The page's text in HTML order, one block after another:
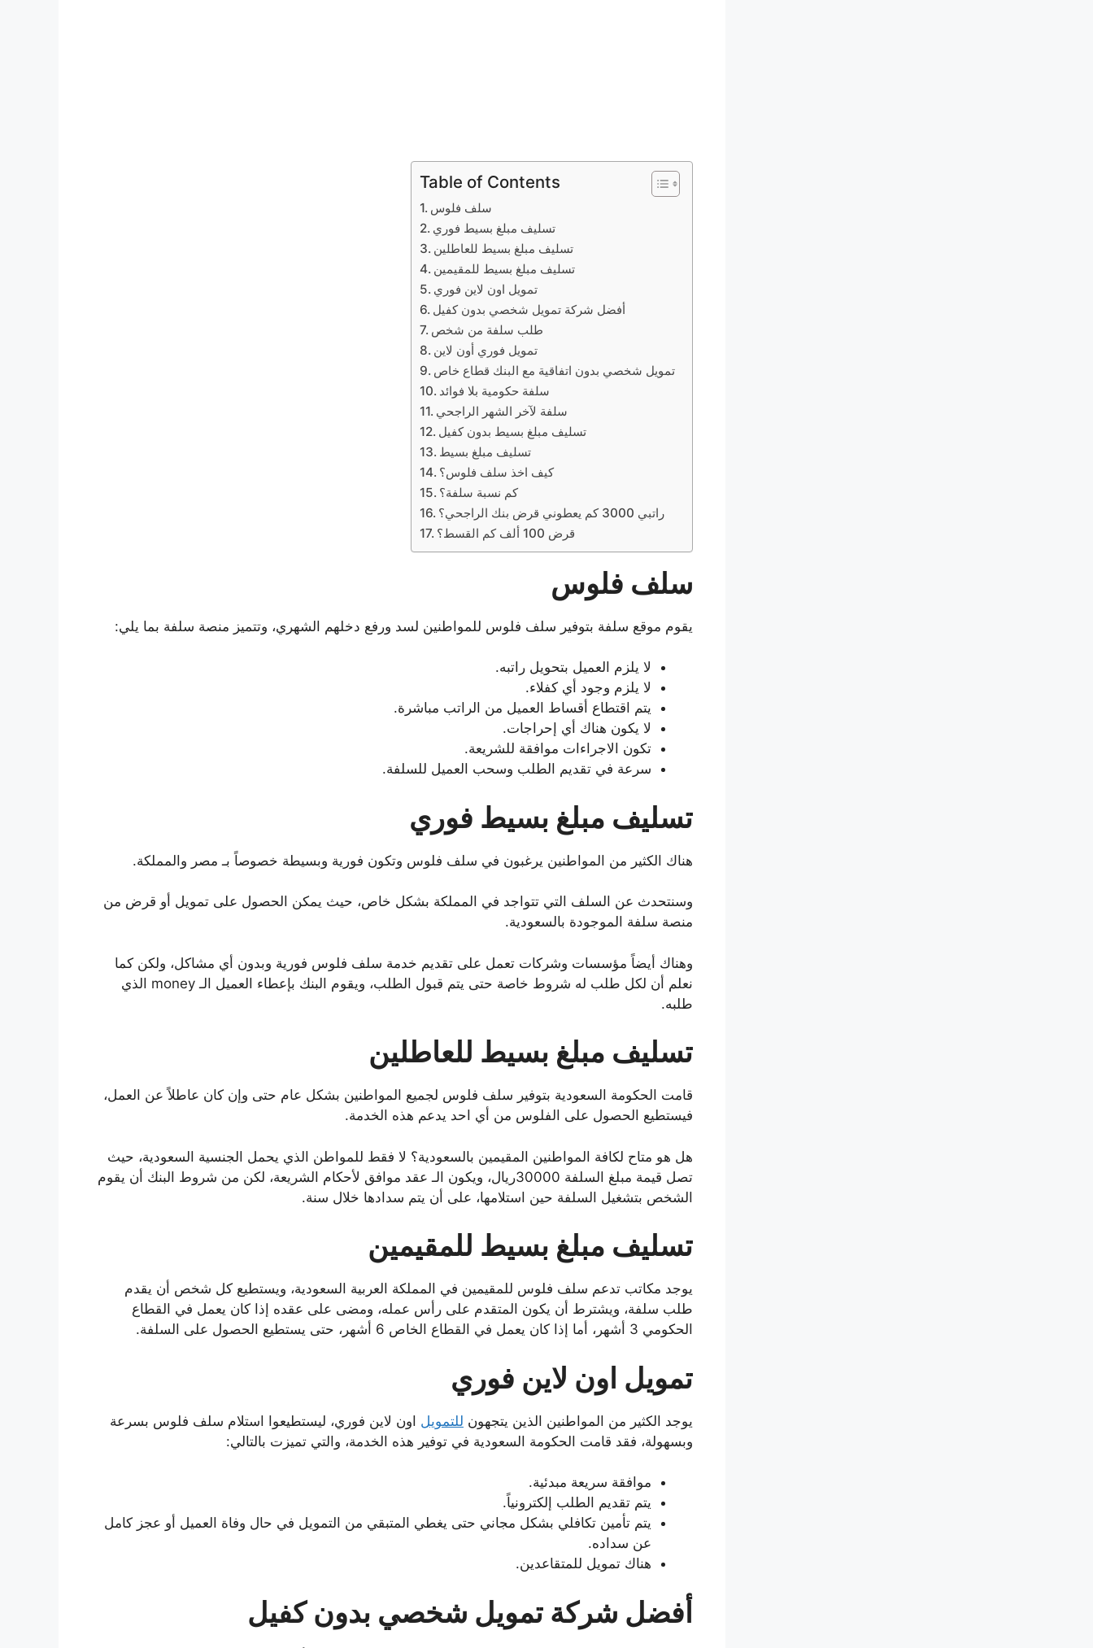
Table of Contents
سلف فلوس
تسليف مبلغ بسيط فوري
تسليف مبلغ بسيط للعاطلين
تسليف مبلغ بسيط للمقيمين
تمويل اون لاين فوري
أفضل شركة تمويل شخصي بدون كفيل
طلب سلفة من شخص
تمويل فوري أون لاين
تمويل شخصي بدون اتفاقية مع البنك قطاع خاص
سلفة حكومية بلا فوائد
سلفة لآخر الشهر الراجحي
تسليف مبلغ بسيط بدون كفيل
تسليف مبلغ بسيط
كيف اخذ سلف فلوس؟
كم نسبة سلفة؟
راتبي 3000 كم يعطوني قرض بنك الراجحي؟
قرض 100 ألف كم القسط؟
سلف فلوس
يقوم موقع سلفة بتوفير سلف فلوس للمواطنين لسد ورفع دخلهم الشهري، وتتميز منصة سلفة بما يلي:
لا يلزم العميل بتحويل راتبه.
لا يلزم وجود أي كفلاء.
يتم اقتطاع أقساط العميل من الراتب مباشرة.
لا يكون هناك أي إحراجات.
تكون الاجراءات موافقة للشريعة.
سرعة في تقديم الطلب وسحب العميل للسلفة.
تسليف مبلغ بسيط فوري
هناك الكثير من المواطنين يرغبون في سلف فلوس وتكون فورية وبسيطة خصوصاً بـ مصر والمملكة.
وسنتحدث عن السلف التي تتواجد في المملكة بشكل خاص، حيث يمكن الحصول على تمويل أو قرض من
منصة سلفة الموجودة بالسعودية.
وهناك أيضاً مؤسسات وشركات تعمل على تقديم خدمة سلف فلوس فورية وبدون أي مشاكل، ولكن كما
نعلم أن لكل طلب له شروط خاصة حتى يتم قبول الطلب، ويقوم البنك بإعطاء العميل الـ money الذي
طلبه.
تسليف مبلغ بسيط للعاطلين
قامت الحكومة السعودية بتوفير سلف فلوس لجميع المواطنين بشكل عام حتى وإن كان عاطلاً عن العمل،
فيستطيع الحصول على الفلوس من أي احد يدعم هذه الخدمة.
هل هو متاح لكافة المواطنين المقيمين بالسعودية؟ لا فقط للمواطن الذي يحمل الجنسية السعودية، حيث
تصل قيمة مبلغ السلفة 30000ريال، ويكون الـ عقد موافق لأحكام الشريعة، لكن من شروط البنك أن يقوم
الشخص بتشغيل السلفة حين استلامها، على أن يتم سدادها خلال سنة.
تسليف مبلغ بسيط للمقيمين
يوجد مكاتب تدعم سلف فلوس للمقيمين في المملكة العربية السعودية، ويستطيع كل شخص أن يقدم
طلب سلفة، ويشترط أن يكون المتقدم على رأس عمله، ومضى على عقده إذا كان يعمل في القطاع
الحكومي 3 أشهر، أما إذا كان يعمل في القطاع الخاص 6 أشهر، حتى يستطيع الحصول على السلفة.
تمويل اون لاين فوري
يوجد الكثير من المواطنين الذين يتجهون للتمويل اون لاين فوري، ليستطيعوا استلام سلف فلوس بسرعة
وبسهولة، فقد قامت الحكومة السعودية في توفير هذه الخدمة، والتي تميزت بالتالي:
موافقة سريعة مبدئية.
يتم تقديم الطلب إلكترونياً.
يتم تأمين تكافلي بشكل مجاني حتى يغطي المتبقي من التمويل في حال وفاة العميل أو عجز كامل
عن سداده.
هناك تمويل للمتقاعدين.
أفضل شركة تمويل شخصي بدون كفيل